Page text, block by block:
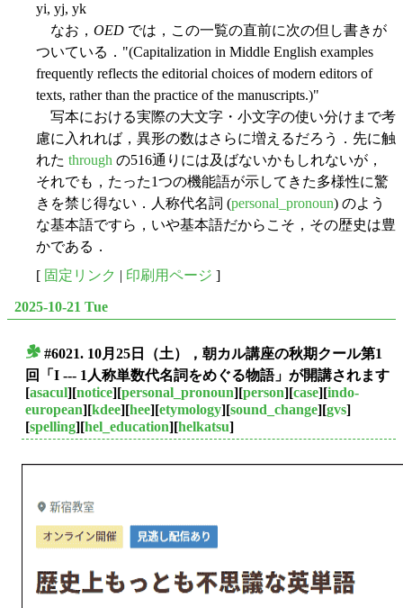
yi, yj, yk
なお， OED では，この一覧の直前に次の但し書きが
ついている．"(Capitalization in Middle English examples
frequently reflects the editorial choices of modern editors of
texts, rather than the practice of the manuscripts.)"
写本における実際の大文字・小文字の使い分けまで考
慮に入れれば，異形の数はさらに増えるだろう．先に触
れた through の516通りには及ばないかもしれないが，
それでも，たった1つの機能語が示してきた多様性に驚
きを禁じ得ない．人称代名詞 (personal_pronoun) のよう
な基本語ですら，いや基本語だからこそ，その歴史は豊
かである．
[ 固定リンク | 印刷用ページ ]
2025-10-21 Tue
#6021. 10月25日（土），朝カル講座の秋期クール第1
回「I --- 1人称単数代名詞をめぐる物語」が開講されます
[asacul][notice][personal_pronoun][person][case][indo-
european][kdee][hee][etymology][sound_change][gvs]
[spelling][hel_education][helkatsu]